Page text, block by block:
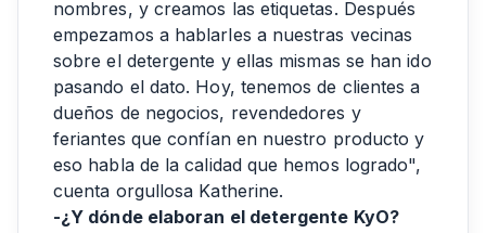
nombres, y creamos las etiquetas. Después
empezamos a hablarles a nuestras vecinas
sobre el detergente y ellas mismas se han ido
pasando el dato. Hoy, tenemos de clientes a
dueños de negocios, revendedores y
feriantes que confían en nuestro producto y
eso habla de la calidad que hemos logrado",
cuenta orgullosa Katherine.
-¿Y dónde elaboran el detergente KyO?